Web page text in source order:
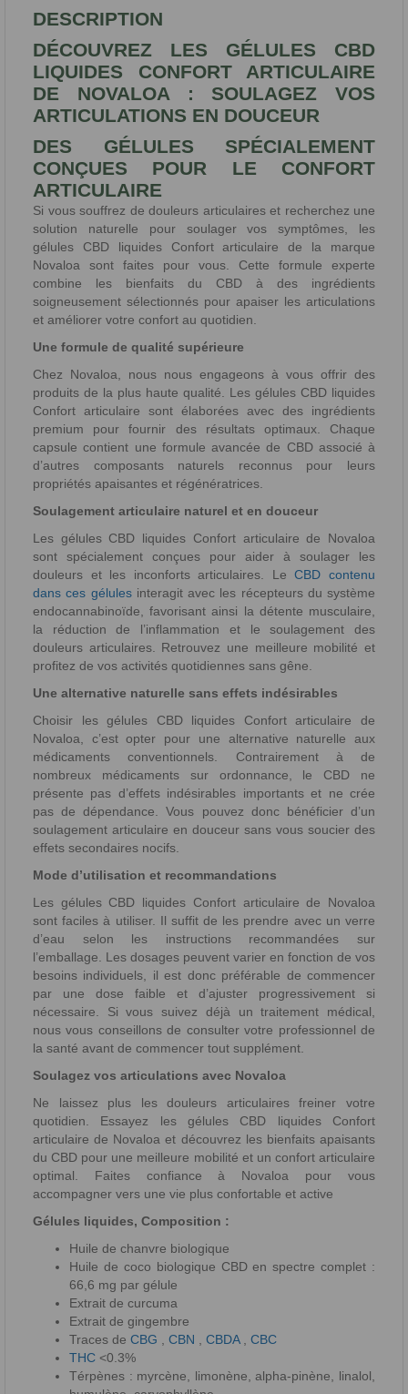
DESCRIPTION
DÉCOUVREZ LES GÉLULES CBD
LIQUIDES CONFORT ARTICULAIRE
DE NOVALOA : SOULAGEZ VOS
ARTICULATIONS EN DOUCEUR
DES GÉLULES SPÉCIALEMENT
CONÇUES POUR LE CONFORT
ARTICULAIRE
Si vous souffrez de douleurs articulaires et recherchez une
solution naturelle pour soulager vos symptômes, les
gélules CBD liquides Confort articulaire de la marque
Novaloa sont faites pour vous. Cette formule experte
combine les bienfaits du CBD à des ingrédients
soigneusement sélectionnés pour apaiser les articulations
et améliorer votre confort au quotidien.
Une formule de qualité supérieure
Chez Novaloa, nous nous engageons à vous offrir des
produits de la plus haute qualité. Les gélules CBD liquides
Confort articulaire sont élaborées avec des ingrédients
premium pour fournir des résultats optimaux. Chaque
capsule contient une formule avancée de CBD associé à
d’autres composants naturels reconnus pour leurs
propriétés apaisantes et régénératrices.
Soulagement articulaire naturel et en douceur
Les gélules CBD liquides Confort articulaire de Novaloa
sont spécialement conçues pour aider à soulager les
douleurs et les inconforts articulaires. LeCBD contenu
dans ces gélulesinteragit avec les récepteurs du système
endocannabinoïde, favorisant ainsi la détente musculaire,
la réduction de l’inflammation et le soulagement des
douleurs articulaires. Retrouvez une meilleure mobilité et
profitez de vos activités quotidiennes sans gêne.
Une alternative naturelle sans effets indésirables
Choisir les gélules CBD liquides Confort articulaire de
Novaloa, c’est opter pour une alternative naturelle aux
médicaments conventionnels. Contrairement à de
nombreux médicaments sur ordonnance, le CBD ne
présente pas d’effets indésirables importants et ne crée
pas de dépendance. Vous pouvez donc bénéficier d’un
soulagement articulaire en douceur sans vous soucier des
effets secondaires nocifs.
Mode d’utilisation et recommandations
Les gélules CBD liquides Confort articulaire de Novaloa
sont faciles à utiliser. Il suffit de les prendre avec un verre
d’eau selon les instructions recommandées sur
l’emballage. Les dosages peuvent varier en fonction de vos
besoins individuels, il est donc préférable de commencer
par une dose faible et d’ajuster progressivement si
nécessaire. Si vous suivez déjà un traitement médical,
nous vous conseillons de consulter votre professionnel de
la santé avant de commencer tout supplément.
Soulagez vos articulations avec Novaloa
Ne laissez plus les douleurs articulaires freiner votre
quotidien. Essayez les gélules CBD liquides Confort
articulaire de Novaloa et découvrez les bienfaits apaisants
du CBD pour une meilleure mobilité et un confort articulaire
optimal. Faites confiance à Novaloa pour vous
accompagner vers une vie plus confortable et active
Gélules liquides, Composition :
Huile de chanvre biologique
Huile de coco biologique CBD en spectre complet :
66,6 mg par gélule
Extrait de curcuma
Extrait de gingembre
Traces de CBG CBN CBDA, CBC
THC <0.3%
Térpènes : myrcène, limonène, alpha-pinène, linalol,